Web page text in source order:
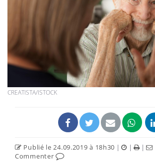
CREATISTA/ISTOCK
Publié le 24.09.2019 à 18h30 | | |
Commenter